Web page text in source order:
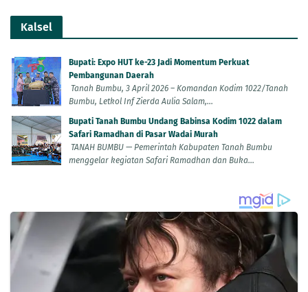
Kalsel
Bupati: Expo HUT ke-23 Jadi Momentum Perkuat
Pembangunan Daerah
Tanah Bumbu, 3 April 2026 – Komandan Kodim 1022/Tanah
Bumbu, Letkol Inf Zierda Aulia Salam,...
Bupati Tanah Bumbu Undang Babinsa Kodim 1022 dalam
Safari Ramadhan di Pasar Wadai Murah
TANAH BUMBU — Pemerintah Kabupaten Tanah Bumbu
menggelar kegiatan Safari Ramadhan dan Buka...